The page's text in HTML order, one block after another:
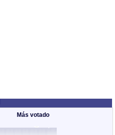
Más votado